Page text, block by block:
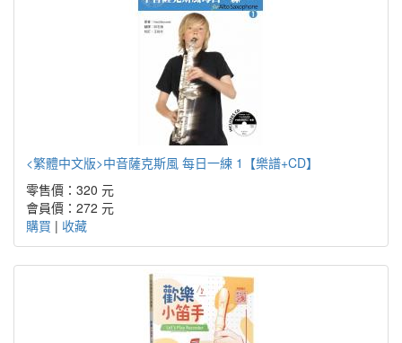
<繁體中文版>中音薩克斯風 每日一練 1【樂譜+CD】
零售價：320 元
會員價：272 元
購買 | 收藏